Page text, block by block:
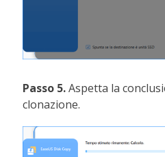
Passo 5.Aspetta la
clonazione.